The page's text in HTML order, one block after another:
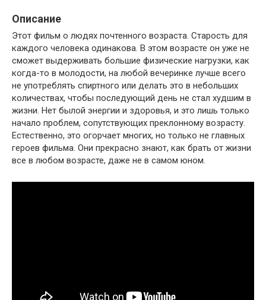
Описание
Этот фильм о людях почтенного возраста. Старость для
каждого человека одинакова. В этом возрасте он уже не
сможет выдерживать большие физические нагрузки, как
когда-то в молодости, на любой вечеринке лучше всего
не употреблять спиртного или делать это в небольших
количествах, чтобы последующий день не стал худшим в
жизни. Нет былой энергии и здоровья, и это лишь только
начало проблем, сопутствующих преклонному возрасту.
Естественно, это огорчает многих, но только не главных
героев фильма. Они прекрасно знают, как брать от жизни
все в любом возрасте, даже не в самом юном.